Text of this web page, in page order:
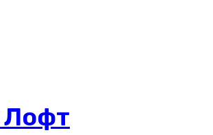
Лофт